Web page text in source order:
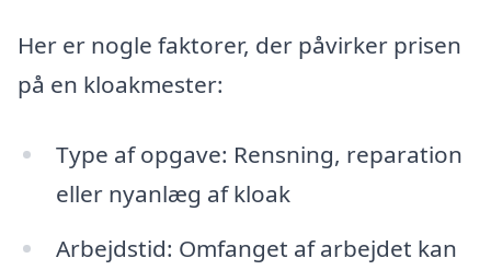
Her er nogle faktorer, der påvirker prisen
på en kloakmester:
Type af opgave: Rensning, reparation
eller nyanlæg af kloak
Arbejdstid: Omfanget af arbejdet kan